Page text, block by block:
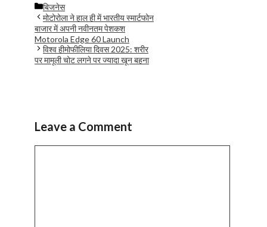
Categories
बिजनेस
मोटोरोला ने हाल ही में भारतीय स्मार्टफोन
बाजार में अपनी नवीनतम पेशकश
Motorola Edge 60 Launch
विश्व हीमोफीलिया दिवस 2025: शरीर
पर मामूली चोट लगने पर ज्यादा खून बहना
Leave a Comment